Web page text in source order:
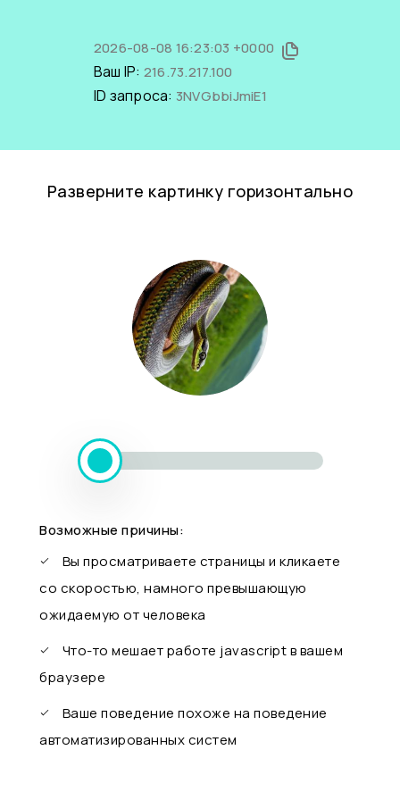
2026-08-08 16:23:03 +0000
Ваш IP: 216.73.217.100
ID запроса: 3NVGbbiJmiE1
Разверните картинку горизонтально
Возможные причины:
Вы просматриваете страницы и кликаете
со скоростью, намного превышающую
ожидаемую от человека
Что-то мешает работе javascript в вашем
браузере
Ваше поведение похоже на поведение
автоматизированных систем